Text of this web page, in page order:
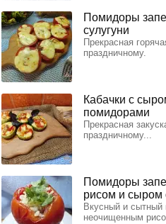
Помидоры
сулугуни
Прекрасная
праздничному.
Кабачки с
помидорами
Прекрасная
праздничному...
Помидоры
рисом и сыром
Вкусный и сытный
неочищенным